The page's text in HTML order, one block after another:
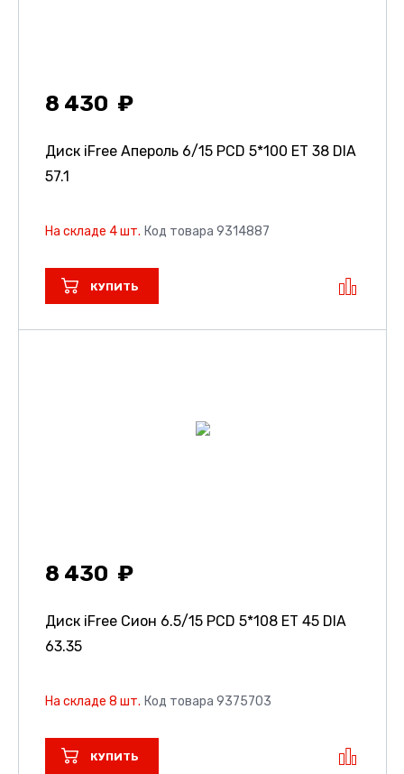
8 430
Диск iFree Апероль 6/15 PCD 5*100 ET 38 DIA
57.1
На складе 4 шт. Код товара 9314887
КУПИТЬ
8 430
Диск iFree Сион 6.5/15 PCD 5*108 ET 45 DIA
63.35
На складе 8 шт. Код товара 9375703
КУПИТЬ